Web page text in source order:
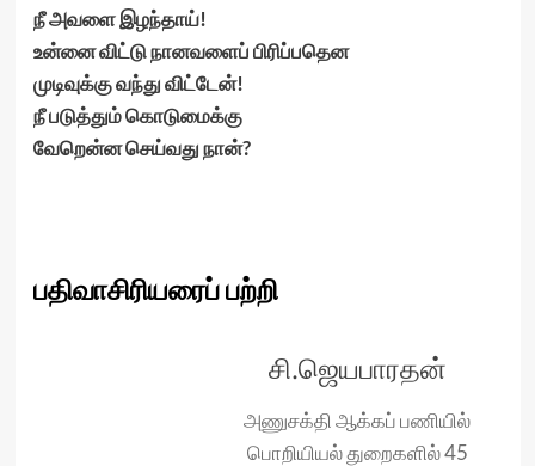
நீ அவளை இழந்தாய்!
உன்னை விட்டு நானவளைப் பிரிப்பதென
முடிவுக்கு வந்து விட்டேன்!
நீ படுத்தும் கொடுமைக்கு
வேறென்ன செய்வது நான்?
பதிவாசிரியரைப் பற்றி
சி.ஜெயபாரதன்
அணுசக்தி ஆக்கப் பணியில்
பொறியியல் துறைகளில் 45